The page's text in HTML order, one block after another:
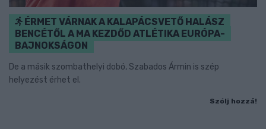
ÉRMET VÁRNAK A KALAPÁCSVETŐ HALÁSZ
BENCÉTŐL A MA KEZDŐD ATLÉTIKA EURÓPA-
BAJNOKSÁGON
De a másik szombathelyi dobó, Szabados Ármin is szép
helyezést érhet el.
Szólj hozzá!